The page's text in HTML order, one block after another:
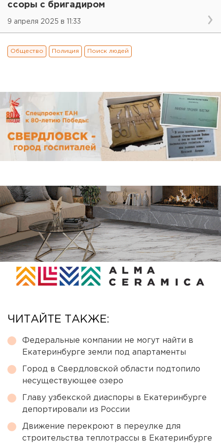
ссоры с бригадиром
9 апреля 2025 в 11:33
Общество Полиция Поиск людей
ЧИТАЙТЕ ТАКЖЕ:
Федеральные компании не могут найти в
Екатеринбурге земли под апартаменты
Город в Свердловской области подтопило
несуществующее озеро
Главу узбекской диаспоры в Екатеринбурге
депортировали из России
Движение перекроют в переулке для
строительства теплотрассы в Екатеринбурге